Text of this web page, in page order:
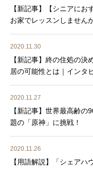
【新記事】【シニアにお
お家でレッスンしません
2020.11.30
【新記事】終の住処の
居の可能性とは｜インタ
2020.11.27
【新記事】世界最高齢
題の「原神」に挑戦！
2020.11.26
【用語解説】「シェアハ